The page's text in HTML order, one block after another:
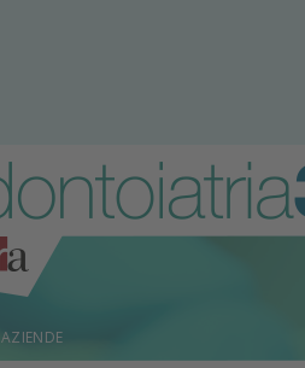
AZIENDE